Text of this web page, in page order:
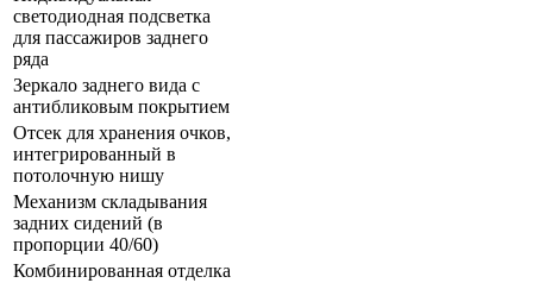
светодиодная подсветка
для пассажиров заднего
ряда
Зеркало заднего вида с
антибликовым покрытием
Отсек для хранения очков,
интегрированный в
потолочную нишу
Механизм складывания
задних сидений (в
пропорции 40/60)
Комбинированная отделка